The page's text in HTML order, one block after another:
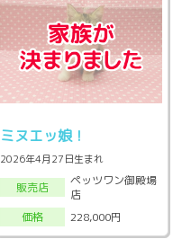
ミヌエッ娘！
2026年4月27日生まれ
販売店
ペッツワン御殿場
店
価格
228,000円